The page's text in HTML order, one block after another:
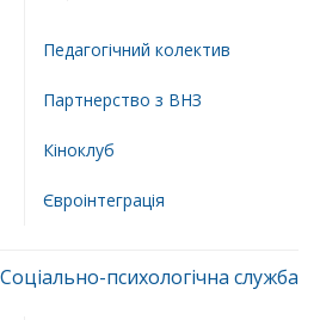
Педагогічний колектив
Партнерство з ВНЗ
Кіноклуб
Євроінтеграція
Соціально-психологічна служба